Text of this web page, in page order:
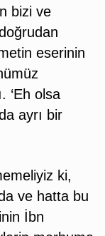
bizi ve
eserinin
‘Eh olsa
ayrı bir
ki,
ve hatta bu
İbn